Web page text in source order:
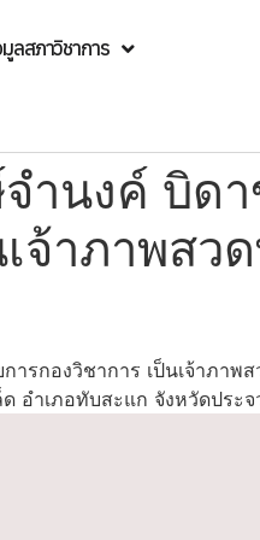
ลสภาวิชาการ
ำนงค์ บิด
จ้าภาพสว
รกองวิชาการ เป็นเจ้าภาพ
อำเภอทับสะแก จังหวัดประ